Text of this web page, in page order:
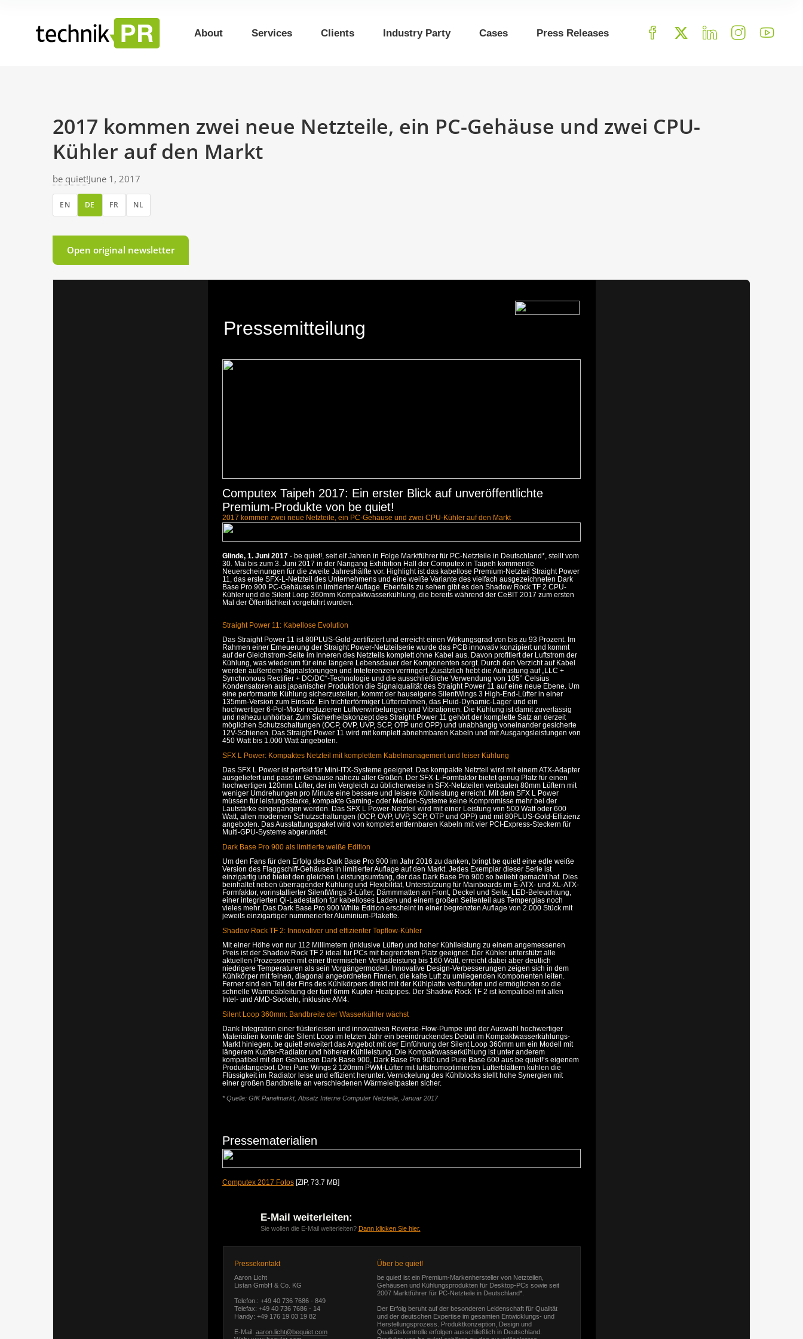
About Services Clients Industry Party Cases Press Releases
2017 kommen zwei neue Netzteile, ein PC-Gehäuse und zwei CPU-
Kühler auf den Markt
be quiet!June 1, 2017
EN DE FR NL
Open original newsletter